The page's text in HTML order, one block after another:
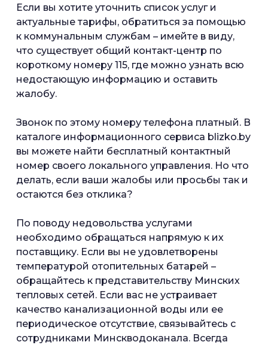
Если вы хотите уточнить список услуг и
актуальные тарифы, обратиться за помощью
к коммунальным службам – имейте в виду,
что существует общий контакт-центр по
короткому номеру 115, где можно узнать всю
недостающую информацию и оставить
жалобу.
Звонок по этому номеру телефона платный. В
каталоге информационного сервиса blizko.by
вы можете найти бесплатный контактный
номер своего локального управления. Но что
делать, если ваши жалобы или просьбы так и
остаются без отклика?
По поводу недовольства услугами
необходимо обращаться напрямую к их
поставщику. Если вы не удовлетворены
температурой отопительных батарей –
обращайтесь к представительству Минских
тепловых сетей. Если вас не устраивает
качество канализационной воды или ее
периодическое отсутствие, связывайтесь с
сотрудниками Минскводоканала. Всегда